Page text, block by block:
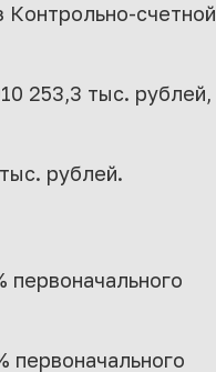
счетной
253,3 тыс. рублей,
рублей.
первоначального